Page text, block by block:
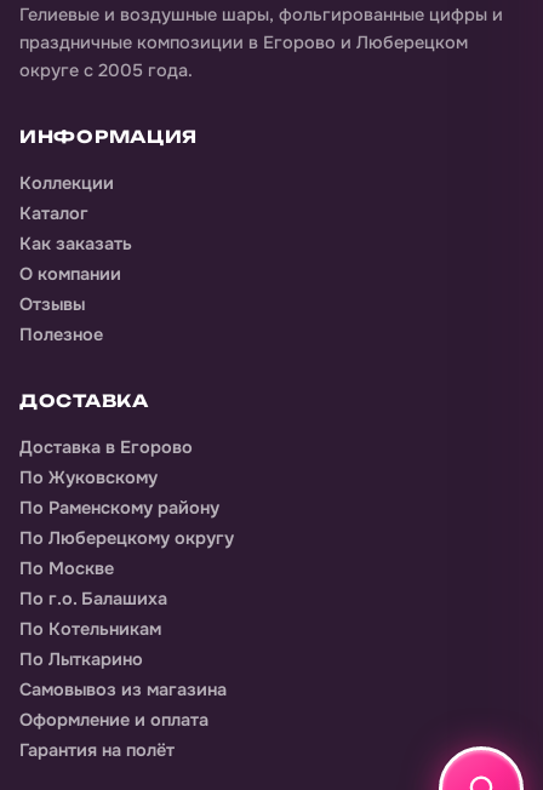
Гелиевые и воздушные шары, фольгированные цифры и
праздничные композиции в Егорово и Люберецком
округе с 2005 года.
ИНФОРМАЦИЯ
Коллекции
Каталог
Как заказать
О компании
Отзывы
Полезное
ДОСТАВКА
Доставка в Егорово
По Жуковскому
По Раменскому району
По Люберецкому округу
По Москве
По г.о. Балашиха
По Котельникам
По Лыткарино
Самовывоз из магазина
Оформление и оплата
Гарантия на полёт